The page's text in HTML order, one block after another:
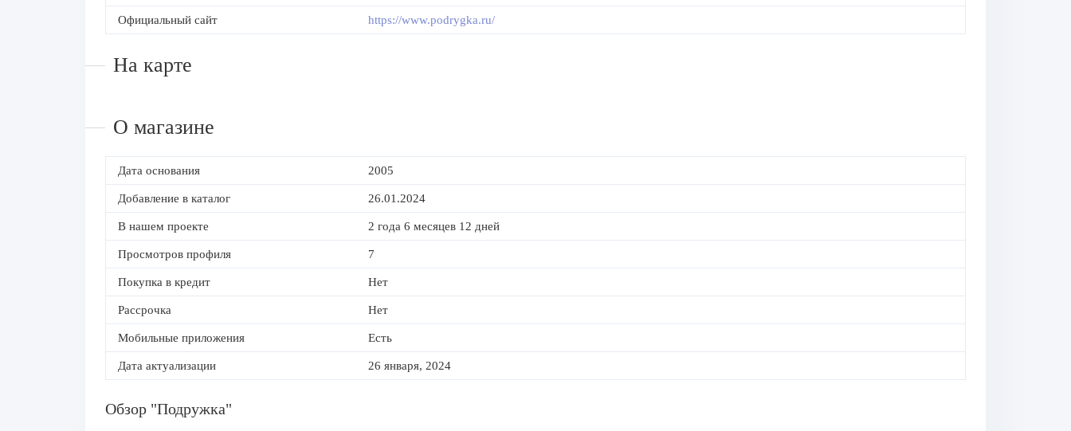
Официальный сайт https://www.podrygka.ru/
На карте
О магазине
Дата основания 2005
Добавление в каталог 26.01.2024
В нашем проекте 2 года 6 месяцев 12 дней
Просмотров профиля 7
Покупка в кредит Нет
Рассрочка Нет
Мобильные приложения Есть
Дата актуализации 26 января, 2024
Обзор "Подружка"